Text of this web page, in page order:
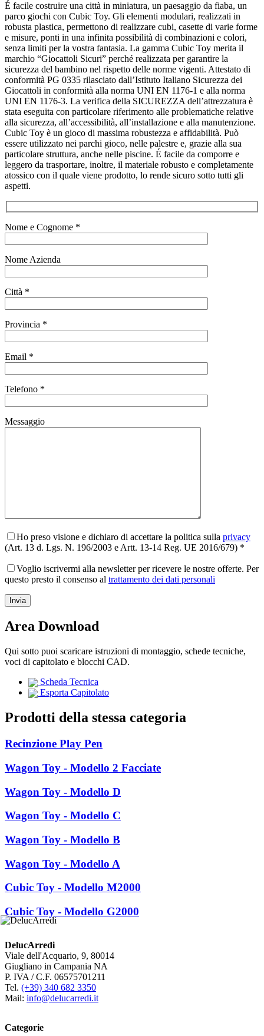
É facile costruire una città in miniatura, un paesaggio da fiaba, un
parco giochi con Cubic Toy. Gli elementi modulari, realizzati in
robusta plastica, permettono di realizzare cubi, casette di varie forme
e misure, ponti in una infinita possibilità di combinazioni e colori,
senza limiti per la vostra fantasia. La gamma Cubic Toy merita il
marchio “Giocattoli Sicuri” perché realizzata per garantire la
sicurezza del bambino nel rispetto delle norme vigenti. Attestato di
conformità PG 0335 rilasciato dall’Istituto Italiano Sicurezza dei
Giocattoli in conformità alla norma UNI EN 1176-1 e alla norma
UNI EN 1176-3. La verifica della SICUREZZA dell’attrezzatura è
stata eseguita con particolare riferimento alle problematiche relative
alla sicurezza, all’accessibilità, all’installazione e alla manutenzione.
Cubic Toy è un gioco di massima robustezza e affidabilità. Può
essere utilizzato nei parchi gioco, nelle palestre e, grazie alla sua
particolare struttura, anche nelle piscine. É facile da comporre e
leggero da trasportare, inoltre, il materiale robusto e completamente
atossico con il quale viene prodotto, lo rende sicuro sotto tutti gli
aspetti.
Nome e Cognome *
Nome Azienda
Città *
Provincia *
Email *
Telefono *
Messaggio
Ho preso visione e dichiaro di accettare la politica sulla privacy
(Art. 13 d. Lgs. N. 196/2003 e Artt. 13-14 Reg. UE 2016/679) *
Voglio iscrivermi alla newsletter per ricevere le nostre offerte. Per
questo presto il consenso al trattamento dei dati personali
Area Download
Qui sotto puoi scaricare istruzioni di montaggio, schede tecniche,
voci di capitolato e blocchi CAD.
Scheda Tecnica
Esporta Capitolato
Prodotti della stessa categoria
Recinzione Play Pen
Wagon Toy - Modello 2 Facciate
Wagon Toy - Modello D
Wagon Toy - Modello C
Wagon Toy - Modello B
Wagon Toy - Modello A
Cubic Toy - Modello M2000
Cubic Toy - Modello G2000
DelucArredi
Viale dell'Acquario, 9, 80014
Giugliano in Campania NA
P. IVA / C.F. 06575701211
Tel. (+39) 340 682 3350
Mail: info@delucarredi.it
Categorie